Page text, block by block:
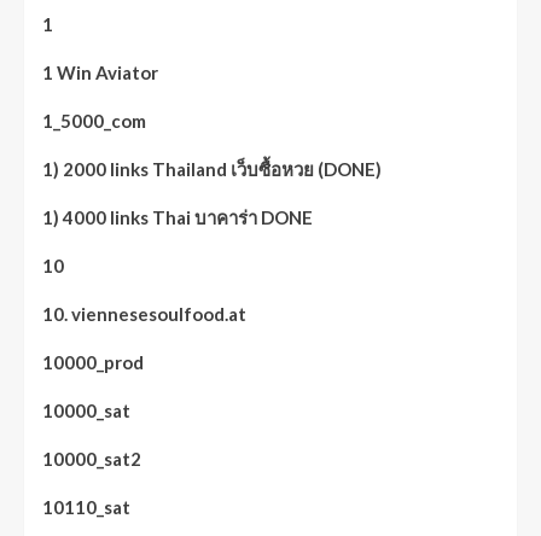
1
1 Win Aviator
1_5000_com
1) 2000 links Thailand เว็บซื้อหวย (DONE)
1) 4000 links Thai บาคาร่า DONE
10
10. viennesesoulfood.at
10000_prod
10000_sat
10000_sat2
10110_sat